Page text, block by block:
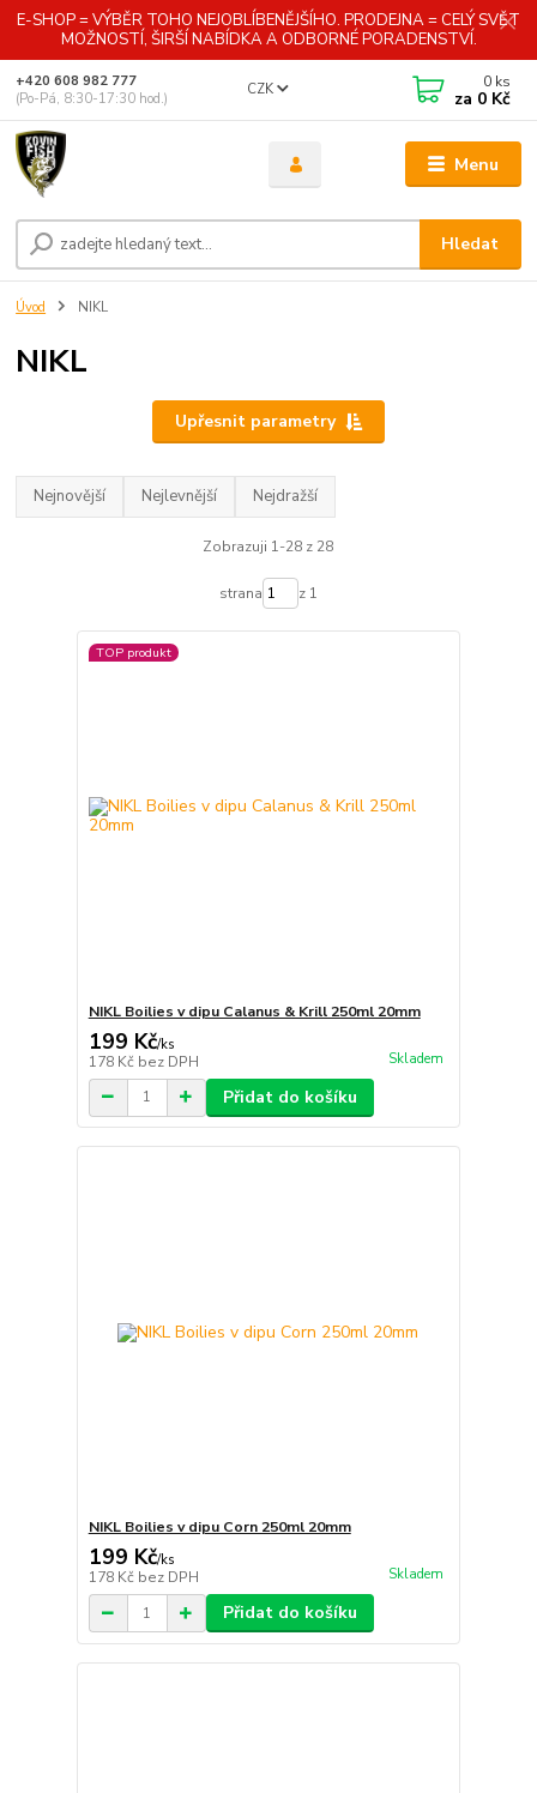
E-SHOP = VÝBĚR TOHO NEJOBLÍBENĚJŠÍHO. PRODEJNA = CELÝ SVĚT
MOŽNOSTÍ, ŠIRŠÍ NABÍDKA A ODBORNÉ PORADENSTVÍ.
Menu
CZK
Hledat
+420 608 982 777
(Po-Pá, 8:30-17:30 hod.)
0 ks
za 0 Kč
Úvod NIKL
NIKL
Upřesnit parametry
Nejnovější Nejlevnější Nejdražší
Zobrazuji 1-28 z 28
strana z 1
TOP produkt
NIKL Boilies v dipu Calanus & Krill 250ml 20mm
199 Kč/ks
178 Kč bez DPH Skladem
Přidat do košíku
NIKL Boilies v dipu Corn 250ml 20mm
199 Kč/ks
178 Kč bez DPH Skladem
Přidat do košíku